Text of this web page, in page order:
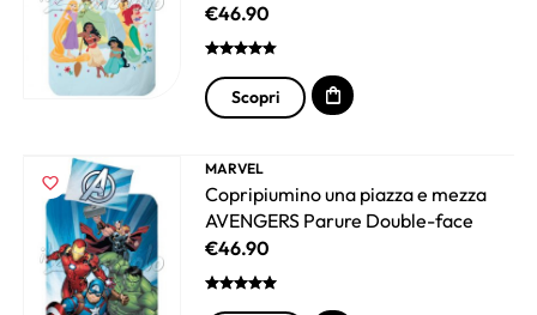
€46.90
Scopri
MARVEL
Copripiumino una piazza e mezza
AVENGERS Parure Double-face
€46.90